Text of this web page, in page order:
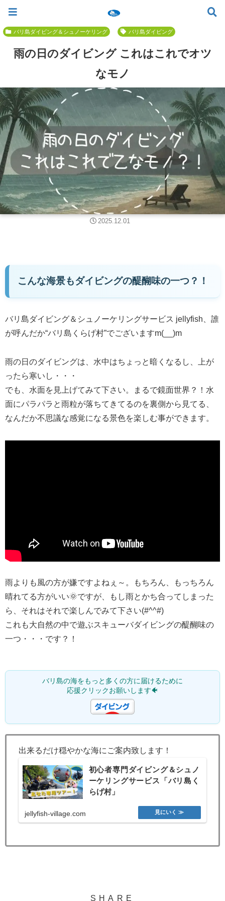
バリ島でいちばん優しい初心者専門 ≫
バリ島ダイビング＆シュノーケリング バリ島ダイビング
雨の日のダイビング これはこれでオツ
なモノ
2025.12.01
こんな海景もダイビングの醍醐味の一つ？！
バリ島ダイビング＆シュノーケリングサービス jellyfish、誰
が呼んだか“バリ島くらげ村”でございますm(__)m
雨の日のダイビングは、水中はちょっと暗くなるし、上が
ったら寒いし・・・
でも、水面を見上げてみて下さい。まるで鏡面世界？！水
面にパラパラと雨粒が落ちてきてるのを裏側から見てる、
なんだか不思議な感覚になる景色を楽しむ事ができます。
雨よりも風の方が嫌ですよねぇ～。もちろん、もっちろん
晴れてる方がいい🌞ですが、もし雨とかち合ってしまった
ら、それはそれで楽しんでみて下さい(#^^#)
これも大自然の中で遊ぶスキューバダイビングの醍醐味の
一つ・・・です？！
バリ島の海をもっと多くの方に届けるために
応援クリックお願いします🐠
出来るだけ穏やかな海にご案内致します！
初心者専門ダイビング＆シュノ
ーケリングサービス「バリ島く
らげ村」
jellyfish-village.com